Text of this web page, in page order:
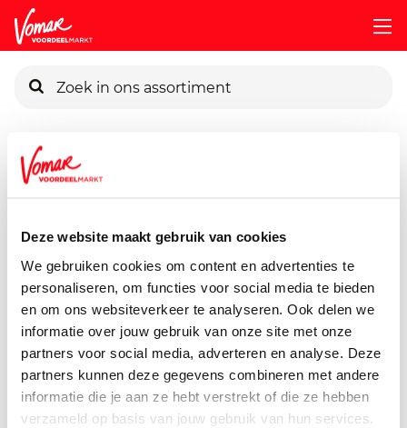
Deze website maakt gebruik van cookies
We gebruiken cookies om content en advertenties te
personaliseren, om functies voor social media te bieden
en om ons websiteverkeer te analyseren. Ook delen we
informatie over jouw gebruik van onze site met onze
partners voor social media, adverteren en analyse. Deze
partners kunnen deze gegevens combineren met andere
informatie die je aan ze hebt verstrekt of die ze hebben
verzameld op basis van jouw gebruik van hun services.
Persoonlijk KIK-account
Assortiment
Blokjes
150 gram